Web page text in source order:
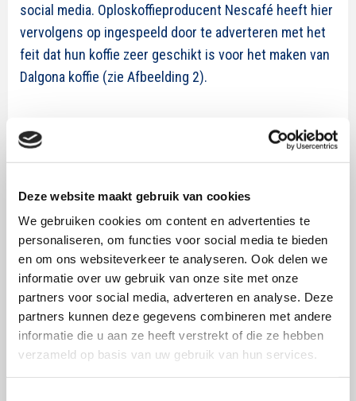
Deze website maakt gebruik van cookies
We gebruiken cookies om content en advertenties te
personaliseren, om functies voor social media te bieden
en om ons websiteverkeer te analyseren. Ook delen we
informatie over uw gebruik van onze site met onze
partners voor social media, adverteren en analyse. Deze
partners kunnen deze gegevens combineren met andere
informatie die u aan ze heeft verstrekt of die ze hebben
verzameld op basis van uw gebruik van hun services.
social media. Oploskoffieproducent Nescafé heeft hier
vervolgens op ingespeeld door te adverteren met het
feit dat hun koffie zeer geschikt is voor het maken van
Dalgona koffie (zie Afbeelding 2).